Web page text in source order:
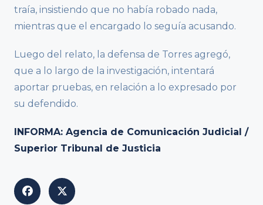
traía, insistiendo que no había robado nada,
mientras que el encargado lo seguía acusando.
Luego del relato, la defensa de Torres agregó,
que a lo largo de la investigación, intentará
aportar pruebas, en relación a lo expresado por
su defendido.
INFORMA: Agencia de Comunicación Judicial /
Superior Tribunal de Justicia